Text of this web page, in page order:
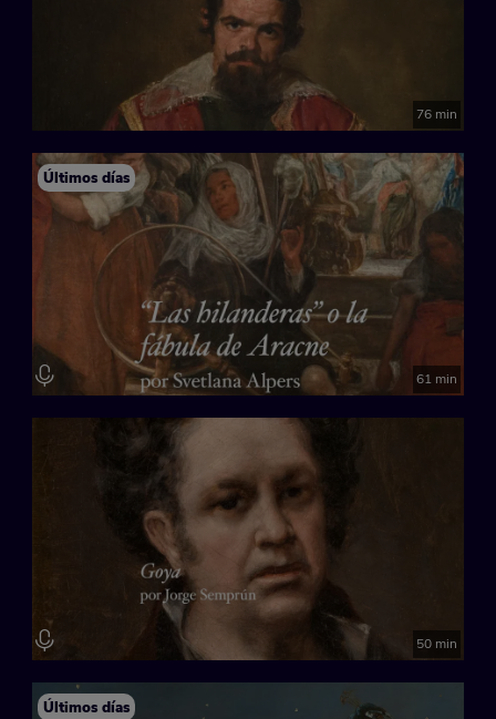
76 min
Últimos días
61 min
50 min
Últimos días